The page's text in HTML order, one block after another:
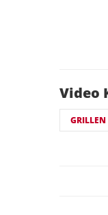
Video
GRILLEN